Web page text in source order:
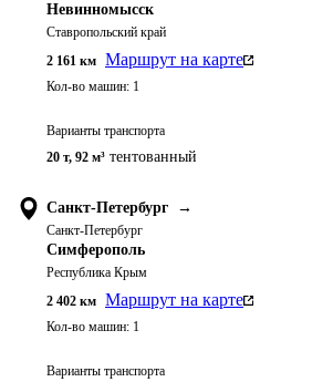
Невинномысск
Ставропольский край
2 161 км Маршрут на карте
Кол-во машин: 1
Варианты транспорта
20 т, 92 м³ тентованный
Санкт-Петербург →
Санкт-Петербург
Симферополь
Республика Крым
2 402 км Маршрут на карте
Кол-во машин: 1
Варианты транспорта